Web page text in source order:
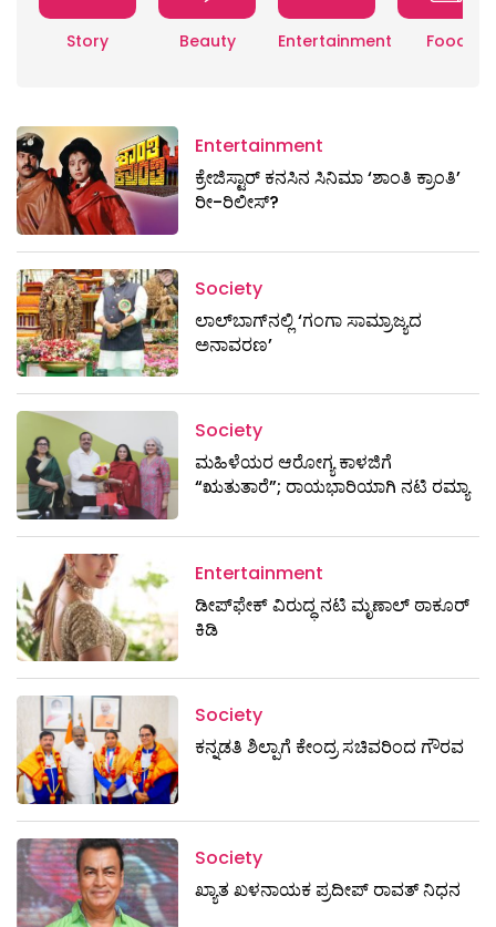
Story Beauty Entertainment Food
Entertainment
ಕ್ರೇಜಿಸ್ಟಾರ್ ಕನಸಿನ ಸಿನಿಮಾ ‘ಶಾಂತಿ ಕ್ರಾಂತಿ’
ರೀ-ರಿಲೀಸ್?
Society
ಲಾಲ್‌ಬಾಗ್‌ನಲ್ಲಿ ‘ಗಂಗಾ ಸಾಮ್ರಾಜ್ಯದ
ಅನಾವರಣ’
Society
ಮಹಿಳೆಯರ ಆರೋಗ್ಯ ಕಾಳಜಿಗೆ
“ಋತುತಾರೆ”; ರಾಯಭಾರಿಯಾಗಿ ನಟಿ ರಮ್ಯಾ
Entertainment
ಡೀಪ್‌ಫೇಕ್ ವಿರುದ್ಧ ನಟಿ ಮೃಣಾಲ್ ಠಾಕೂರ್
ಕಿಡಿ
Society
ಕನ್ನಡತಿ ಶಿಲ್ಪಾಗೆ ಕೇಂದ್ರ ಸಚಿವರಿಂದ ಗೌರವ
Society
ಖ್ಯಾತ ಖಳನಾಯಕ ಪ್ರದೀಪ್ ರಾವತ್‌ ನಿಧನ